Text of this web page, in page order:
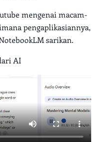
mengenai macam-
pengaplikasiannya,
sarikan.
AI